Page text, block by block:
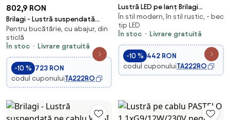
802,9 RON
Brilagi - Lustră suspendată
WABI SABI pe cablu, 3×E27 (max.
40W), 230V, Ø 60 cm, alb
Pentru bucătărie, cu abajur, din
sticlă
În stoc
Livrare gratuită
-10 % 723 RON
codul cuponuluiTA222RO
Lustră LED pe lanț Brilagi
STEFANO 6xE14/40W/230V
negru patină
În stil modern, în stil rustic, - bec
tip LED
În stoc
Livrare gratuită
-10 % 442 RON
codul cuponuluiTA222RO